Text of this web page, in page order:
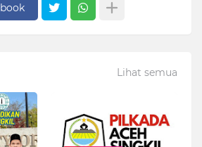
Lihat semua